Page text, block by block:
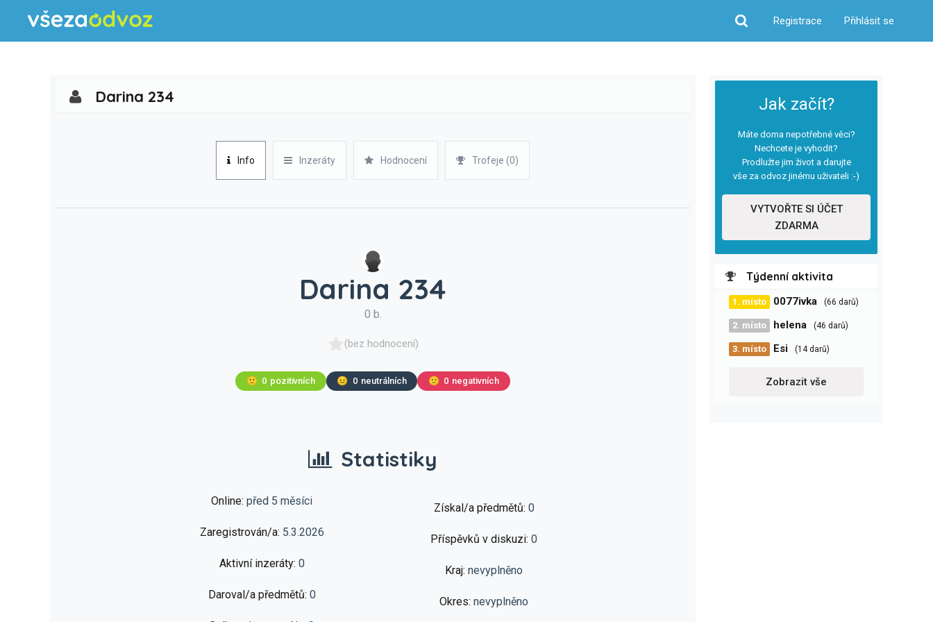
Hledat
Registrace Přihlásit se
Jak začít?
Máte doma nepotřebné věci?
Nechcete je vyhodit?
Prodlužte jim život a darujte
vše za odvoz jinému uživateli :-)
VYTVOŘTE SI ÚČET
ZDARMA
Týdenní aktivita
1. místo 0077ivka (66 darů)
2. místo helena (46 darů)
3. místo Esi (14 darů)
Zobrazit vše
Darina 234
Info Inzeráty Hodnocení Trofeje (0)
Darina 234
0 b.
(bez hodnocení)
🙂 0 pozitivních 😐 0 neutrálních 🙁 0 negativních
Statistiky
Online: před 5 měsíci
Zaregistrován/a: 5.3.2026
Aktivní inzeráty: 0
Daroval/a předmětů: 0
Získal/a předmětů: 0
Příspěvků v diskuzi: 0
Kraj: nevyplněno
Okres: nevyplněno